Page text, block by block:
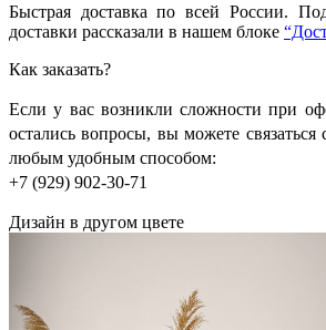
Быстрая доставка по всей России.
доставки рассказали в нашем блоке
Как заказать?
Если у вас возникли сложности при
остались вопросы, вы можете
любым удобным способом:
+7 (929) 902-30-71
Дизайн в другом цвете